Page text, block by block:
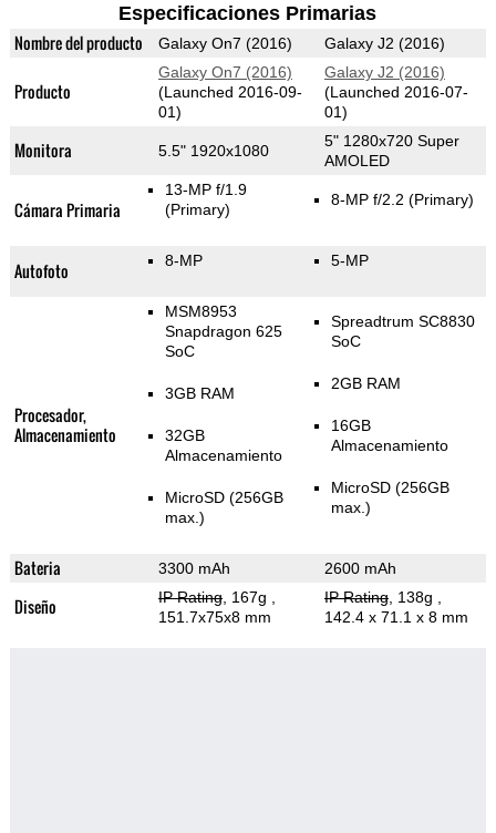
Especificaciones Primarias
Nombre del producto Galaxy On7 (2016) Galaxy J2 (2016)
Producto
Galaxy On7 (2016)
(Launched 2016-09-
01)
Galaxy J2 (2016)
(Launched 2016-07-
01)
Monitora 5.5" 1920x1080
5" 1280x720 Super
AMOLED
Cámara Primaria
13-MP f/1.9
(Primary)
8-MP f/2.2 (Primary)
Autofoto 8-MP 5-MP
Procesador,
Almacenamiento
MSM8953
Snapdragon 625
SoC
3GB RAM
32GB
Almacenamiento
MicroSD (256GB
max.)
Spreadtrum SC8830
SoC
2GB RAM
16GB
Almacenamiento
MicroSD (256GB
max.)
Bateria 3300 mAh 2600 mAh
Diseño IP Rating, 167g
151.7x75x8 mm
IP Rating, 138g
142.4 x 71.1 x 8 mm